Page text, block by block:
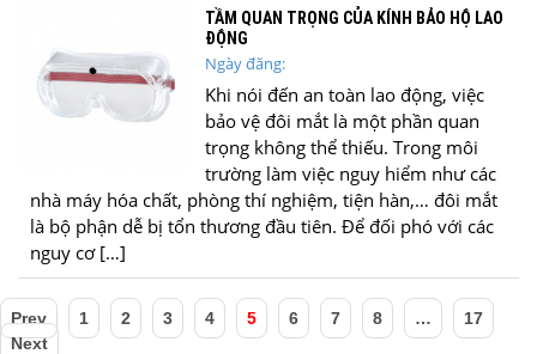
TẦM QUAN TRỌNG CỦA KÍNH BẢO HỘ LAO
ĐỘNG
Ngày đăng:
Khi nói đến an toàn lao động, việc
bảo vệ đôi mắt là một phần quan
trọng không thể thiếu. Trong môi
trường làm việc nguy hiểm như các
nhà máy hóa chất, phòng thí nghiệm, tiện hàn,… đôi mắt
là bộ phận dễ bị tổn thương đầu tiên. Để đối phó với các
nguy cơ […]
Prev 1 2 3 4 5 6 7 8 …
17
Next